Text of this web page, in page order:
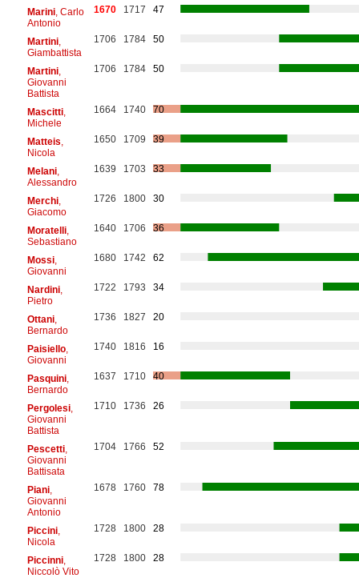
Marini, Carlo
Antonio
1670 1717 47
Martini,
Giambattista
1706 1784 50
Martini,
Giovanni
Battista
1706 1784 50
Mascitti,
Michele
1664 1740 70
Matteis
Nicola
1650 1709 39
Melani,
Alessandro
1639 1703 33
Merchi,
Giacomo
1726 1800 30
Moratelli,
Sebastiano
1640 1706 36
Mossi,
Giovanni
1680 1742 62
Nardini,
Pietro
1722 1793 34
Ottani,
Bernardo
1736 1827 20
Paisiello,
Giovanni
1740 1816 16
Pasquini,
Bernardo
1637 1710 40
Pergolesi,
Giovanni
Battista
1710 1736 26
Pescetti,
Giovanni
Battisata
1704 1766 52
Piani,
Giovanni
Antonio
1678 1760 78
Piccini,
Nicola
1728 1800 28
Piccinni,
Niccolò Vito
1728 1800 28